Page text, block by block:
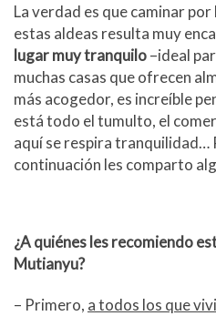
La verdad es que caminar por
estas aldeas resulta muy
lugar muy tranquilo–ideal
muchas casas que ofrecen
más acogedor, es increíble
está todo el tumulto, el
aquí se respira tranquilidad…
continuación les comparto
¿A quiénes les recomiendo
Mutianyu?
– Primero, a todos los que